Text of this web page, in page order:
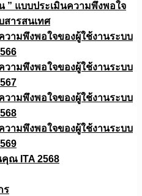
” แบบประเมินความพึงพอใจ
สารสนเทศ
วามพึงพอใจของผู้ใช้งานระบบ
วามพึงพอใจของผู้ใช้งานระบบ
วามพึงพอใจของผู้ใช้งานระบบ
วามพึงพอใจของผู้ใช้งานระบบ
คุณ ITA 2568
ร